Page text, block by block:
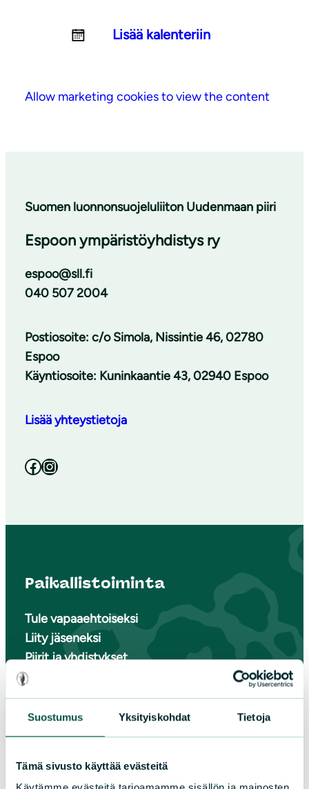
Suostumus Yksityiskohdat Tietoja
Tämä sivusto käyttää evästeitä
Lisää kalenteriin
Allow marketing cookies to view the content
Suomen luonnonsuojeluliiton Uudenmaan piiri
Espoon ympäristöyhdistys ry
espoo@sll.fi
040 507 2004
Postiosoite: c/o Simola, Nissintie 46, 02780
Espoo
Käyntiosoite: Kuninkaantie 43, 02940 Espoo
Lisää yhteystietoja
Facebook Instagram
Paikallistoiminta
Tule vapaaehtoiseksi
Liity jäseneksi
Piirit ja yhdistykset
LIITY JÄSENEKSI
Suomen luonnonsuojeluliiton